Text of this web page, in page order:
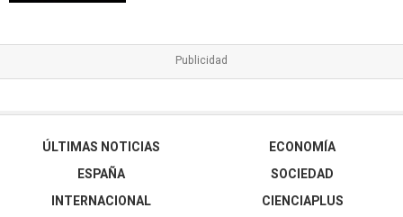
ÚLTIMAS NOTICIAS
ESPAÑA
INTERNACIONAL
ECONOMÍA
SOCIEDAD
CIENCIAPLUS